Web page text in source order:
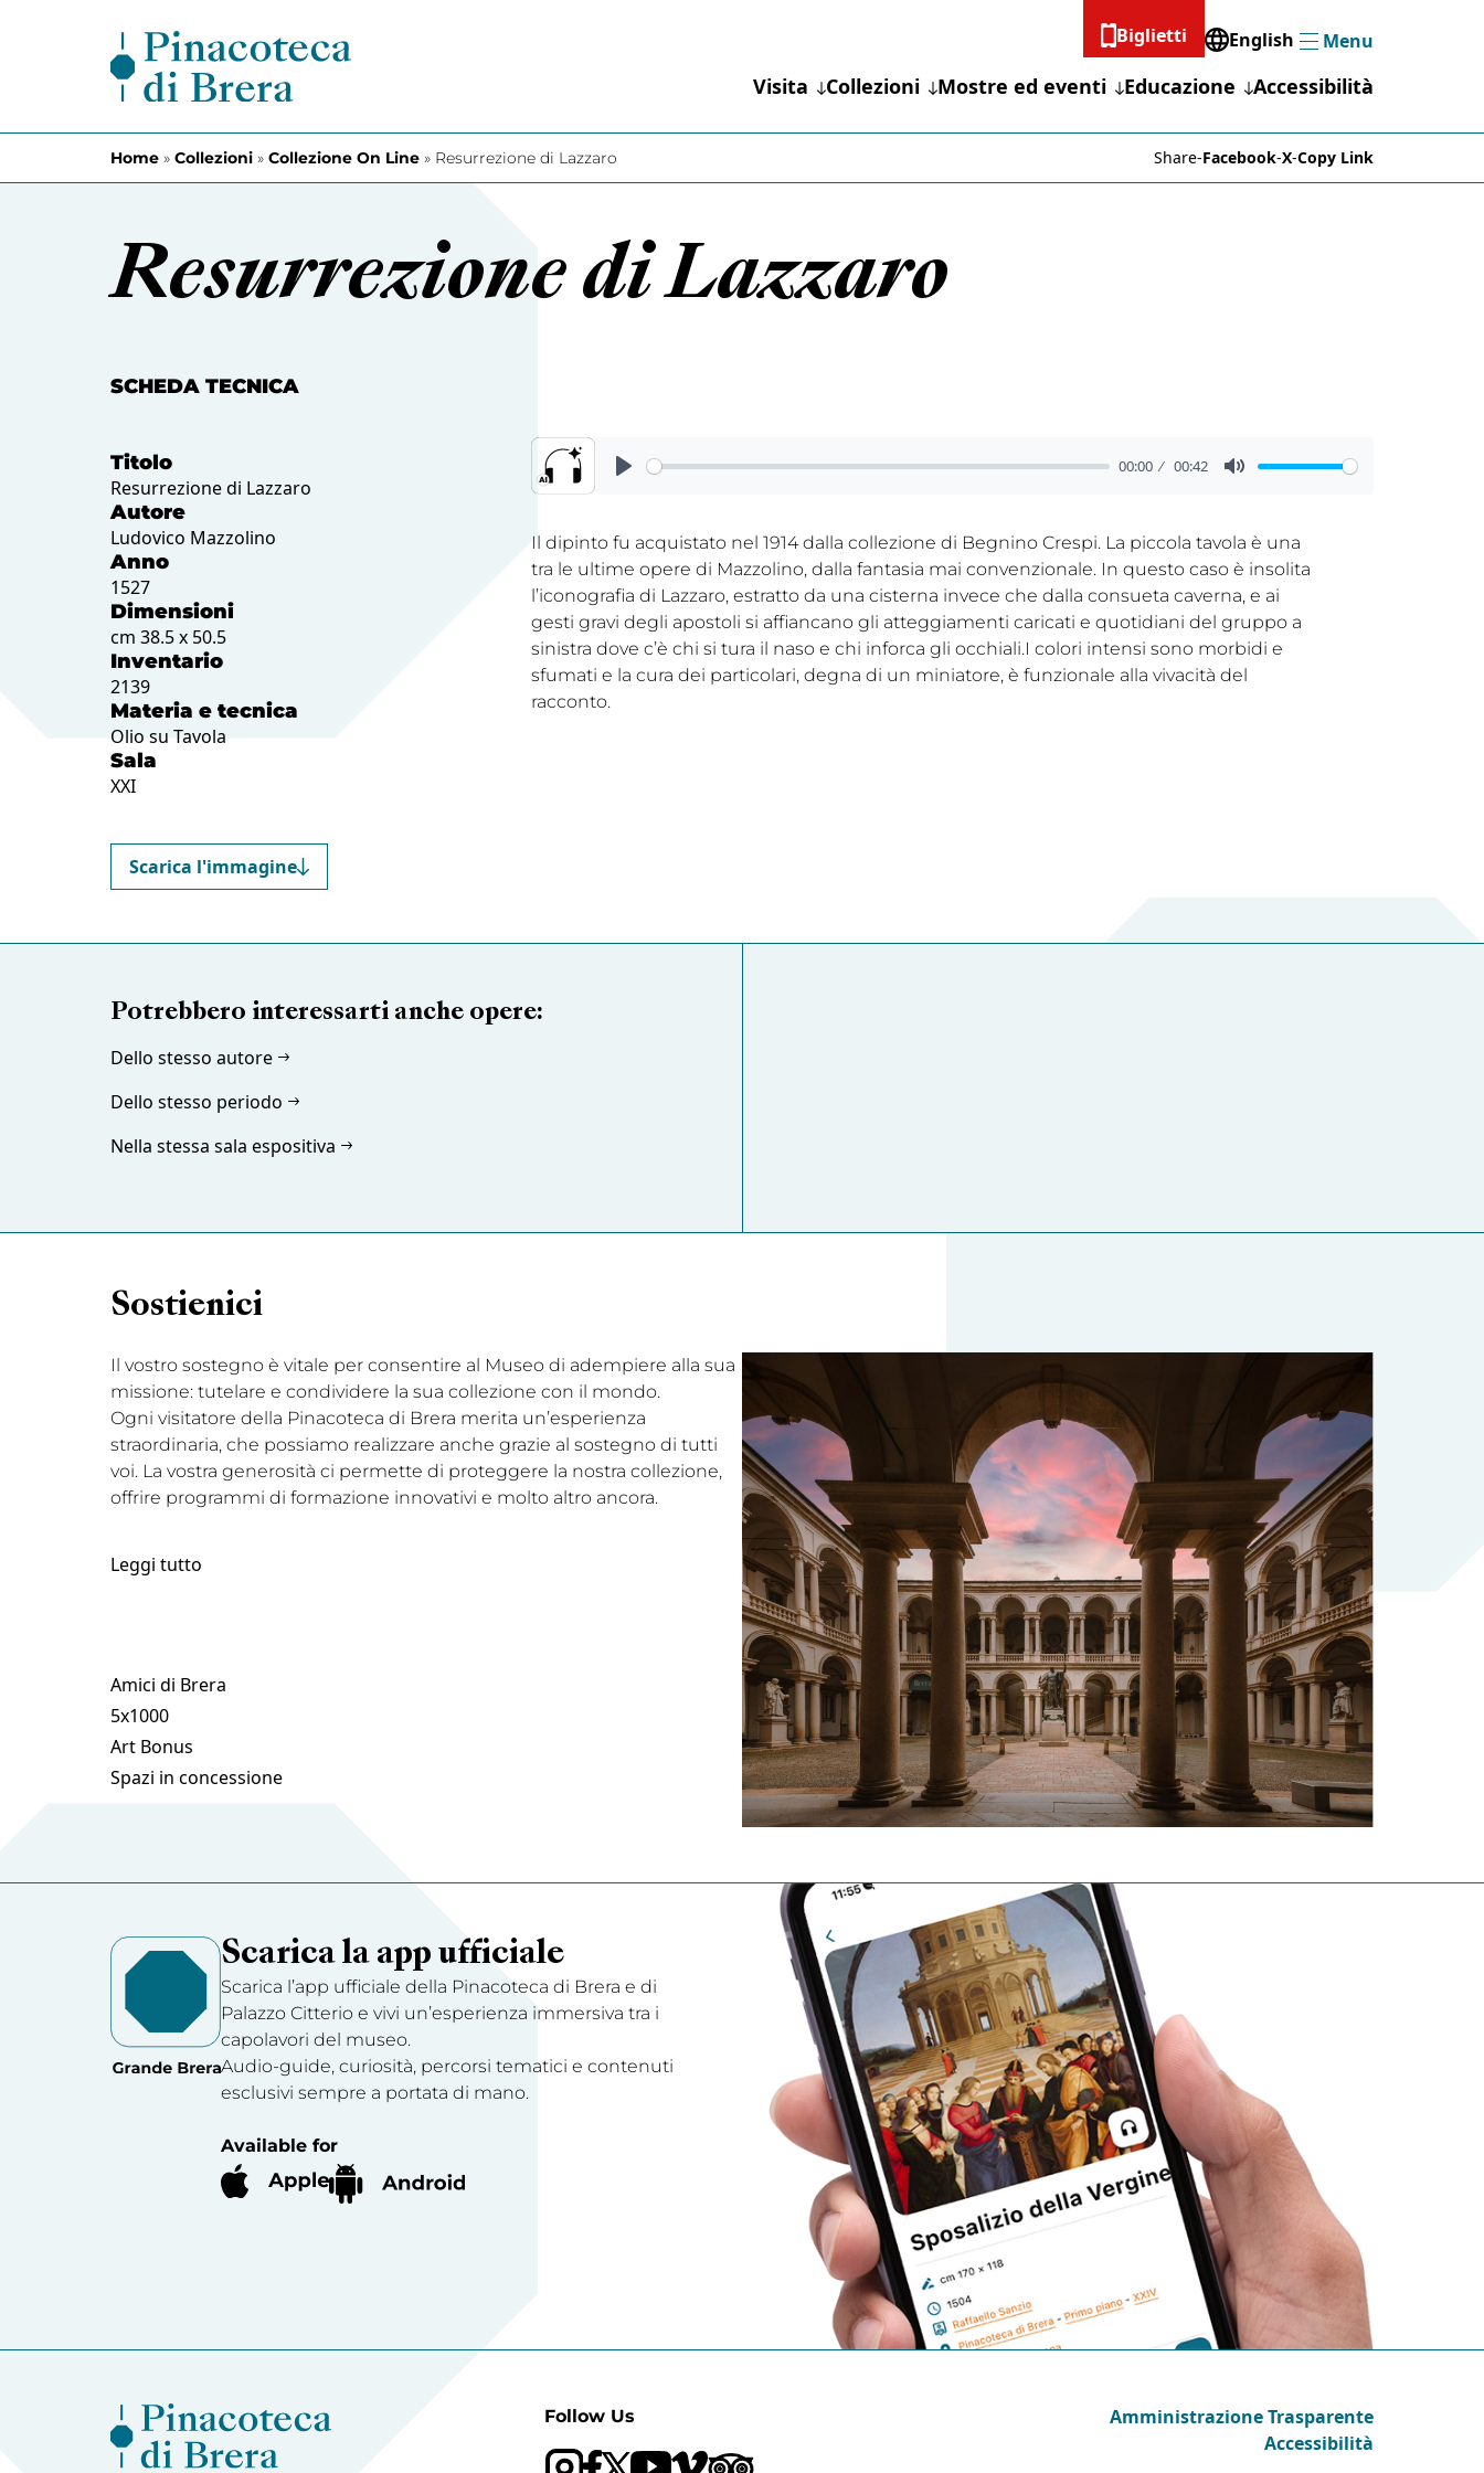
Biglietti
English
MenuMenu
Visita Collezioni Mostre ed eventi Educazione Accessibilità
Home » Collezioni » Collezione On Line » Resurrezione di Lazzaro Share-Facebook-X-Copy Link
Resurrezione di Lazzaro
SCHEDA TECNICA
Titolo
Resurrezione di Lazzaro
Autore
Ludovico Mazzolino
Anno
1527
Dimensioni
cm 38.5 x 50.5
Inventario
2139
Materia e tecnica
Olio su Tavola
Sala
XXI
Scarica l'immagine
00:00 00:42
Il dipinto fu acquistato nel 1914 dalla collezione di Begnino Crespi. La piccola tavola è una
tra le ultime opere di Mazzolino, dalla fantasia mai convenzionale. In questo caso è insolita
l’iconografia di Lazzaro, estratto da una cisterna invece che dalla consueta caverna, e ai
gesti gravi degli apostoli si affiancano gli atteggiamenti caricati e quotidiani del gruppo a
sinistra dove c’è chi si tura il naso e chi inforca gli occhiali.I colori intensi sono morbidi e
sfumati e la cura dei particolari, degna di un miniatore, è funzionale alla vivacità del
racconto.
Potrebbero interessarti anche opere:
Dello stesso autore
Dello stesso periodo
Nella stessa sala espositiva
Sostienici
Il vostro sostegno è vitale per consentire al Museo di adempiere alla sua
missione: tutelare e condividere la sua collezione con il mondo.
Ogni visitatore della Pinacoteca di Brera merita un’esperienza
straordinaria, che possiamo realizzare anche grazie al sostegno di tutti
voi. La vostra generosità ci permette di proteggere la nostra collezione,
offrire programmi di formazione innovativi e molto altro ancora.
Leggi tutto
Amici di Brera
5x1000
Art Bonus
Spazi in concessione
Scarica la app ufficiale
Scarica l’app ufficiale della Pinacoteca di Brera e di
Palazzo Citterio e vivi un’esperienza immersiva tra i
capolavori del museo.
Audio-guide, curiosità, percorsi tematici e contenuti
esclusivi sempre a portata di mano.
Available for
Follow Us
Amministrazione Trasparente
Accessibilità